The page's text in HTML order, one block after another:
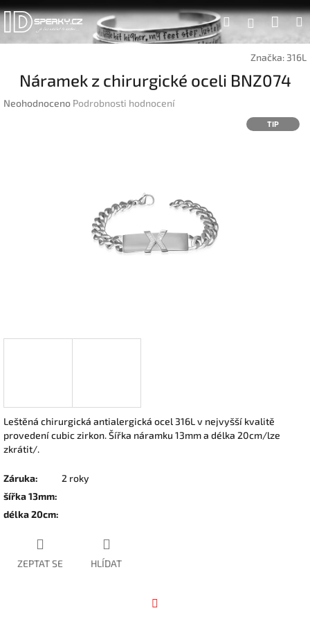
Přejít
na
obsah
Hledat
Značka: 316L
Náramek z chirurgické oceli BNZ074
Průměrné
Neohodnoceno Podrobnosti hodnocení
TIP
Leštěná chirurgická antialergická ocel 316L v nejvyšší kvalitě
provedení cubic zirkon. Šířka náramku 13mm a délka 20cm/lze
zkrátit/.
Záruka:
2 roky
šířka 13mm:
délka 20cm:
ZEPTAT SE HLÍDAT